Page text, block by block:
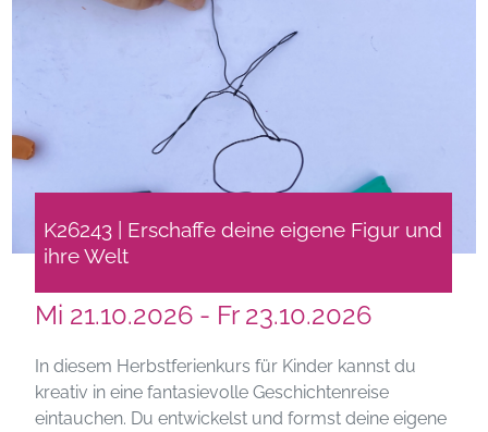
K26243 | Erschaffe deine eigene Figur und
ihre Welt
Mi 21.10.2026 - Fr 23.10.2026
In diesem Herbstferienkurs für Kinder kannst du
kreativ in eine fantasievolle Geschichtenreise
eintauchen. Du entwickelst und formst deine eigene